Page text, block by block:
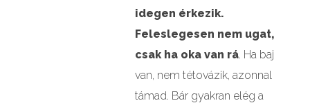
idegen érkezik.
Feleslegesen nem ugat,
csak ha oka van rá. Ha baj
van, nem tétovázik, azonnal
támad. Bár gyakran elég a